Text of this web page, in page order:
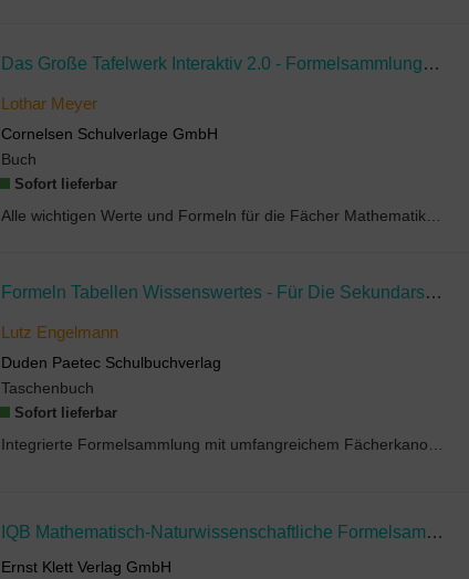
Das Große Tafelwerk Interaktiv 2.0 - Formelsammlung Für Die Sekundarstufen I Und II - Allgemeine Ausgabe (außer Niedersachsen Und Bayern)
Lothar Meyer
Cornelsen Schulverlage GmbH
Buch
Sofort lieferbar
Formeln Tabellen Wissenswertes - Für Die Sekundarstufe I - Mathematik - Physik - Astronomie - Chemie - Biologie - Informatik
Lutz Engelmann
Duden Paetec Schulbuchverlag
Taschenbuch
Sofort lieferbar
IQB Mathematisch-Naturwissenschaftliche Formelsammlung Für Die Abiturprüfung. Mathematik, Chemie, Physik
Ernst Klett Verlag GmbH